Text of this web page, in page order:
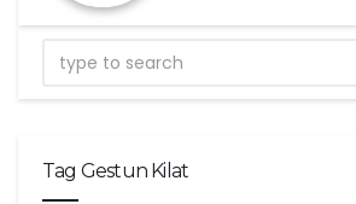
Tag Gestun Kilat